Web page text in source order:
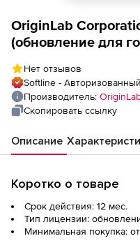
OriginLab
(обновление для
with Dongle One
Нет отзывов
Softline -
Производитель:
Скопировать ссылку
Описание
Коротко о товаре
Срок действия: 12 мес.
Тип лицензии:
Минимальная покупка: